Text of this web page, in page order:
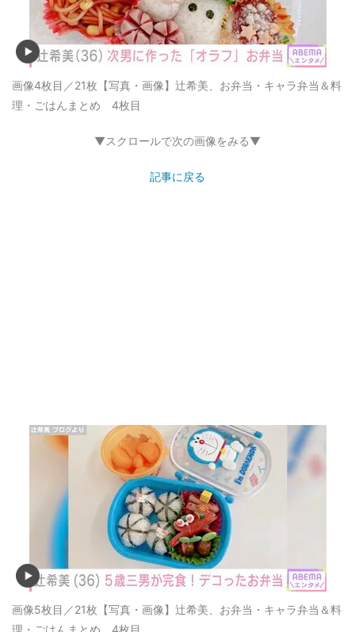
画像4枚目／21枚 【写真・画像】辻希美、お弁当・キャラ弁当＆料
理・ごはんまとめ 4枚目
▼スクロールで次の画像をみる▼
記事に戻る
画像5枚目／21枚 【写真・画像】辻希美、お弁当・キャラ弁当＆料
理・ごはんまとめ 4枚目